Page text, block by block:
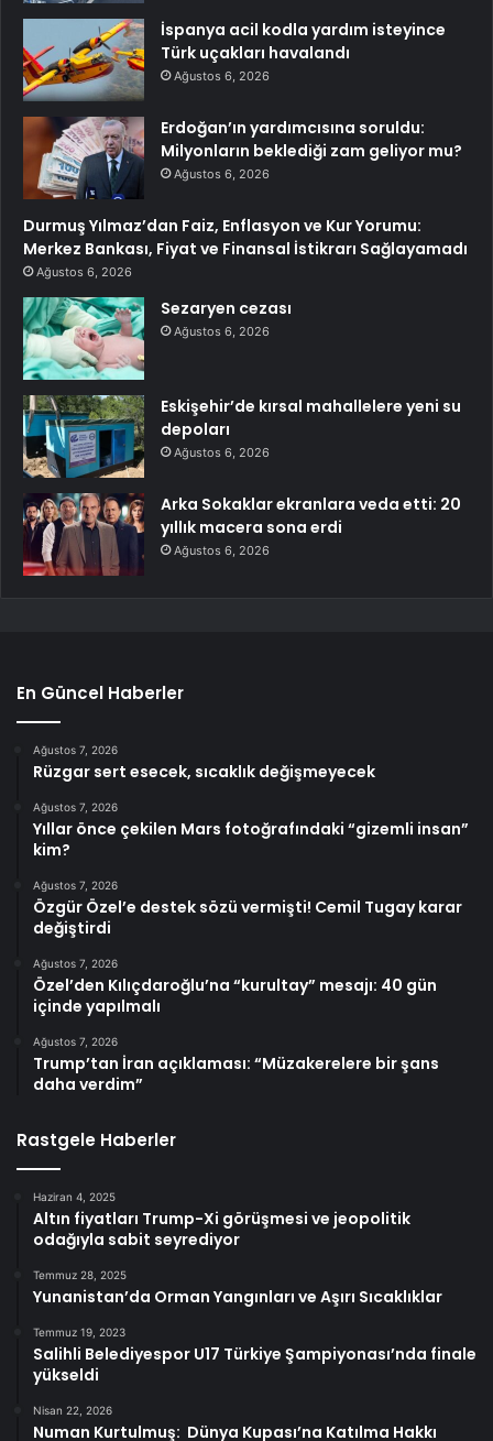
İspanya acil kodla yardım isteyince
Türk uçakları havalandı
Ağustos 6, 2026
Erdoğan’ın yardımcısına soruldu:
Milyonların beklediği zam geliyor mu?
Ağustos 6, 2026
Durmuş Yılmaz’dan Faiz, Enflasyon ve Kur Yorumu:
Merkez Bankası, Fiyat ve Finansal İstikrarı Sağlayamadı
Ağustos 6, 2026
Sezaryen cezası
Ağustos 6, 2026
Eskişehir’de kırsal mahallelere yeni su
depoları
Ağustos 6, 2026
Arka Sokaklar ekranlara veda etti: 20
yıllık macera sona erdi
Ağustos 6, 2026
En Güncel Haberler
Ağustos 7, 2026
Rüzgar sert esecek, sıcaklık değişmeyecek
Ağustos 7, 2026
Yıllar önce çekilen Mars fotoğrafındaki “gizemli insan”
kim?
Ağustos 7, 2026
Özgür Özel’e destek sözü vermişti! Cemil Tugay karar
değiştirdi
Ağustos 7, 2026
Özel’den Kılıçdaroğlu’na “kurultay” mesajı: 40 gün
içinde yapılmalı
Ağustos 7, 2026
Trump’tan İran açıklaması: “Müzakerelere bir şans
daha verdim”
Rastgele Haberler
Haziran 4, 2025
Altın fiyatları Trump-Xi görüşmesi ve jeopolitik
odağıyla sabit seyrediyor
Temmuz 28, 2025
Yunanistan’da Orman Yangınları ve Aşırı Sıcaklıklar
Temmuz 19, 2023
Salihli Belediyespor U17 Türkiye Şampiyonası’nda finale
yükseldi
Nisan 22, 2026
Numan Kurtulmuş: Dünya Kupası’na Katılma Hakkı